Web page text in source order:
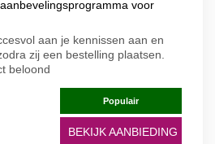
voor
aan je kennissen aan en
zij een bestelling plaatsen.
beloond
Populair
BEKIJK AANBIEDING